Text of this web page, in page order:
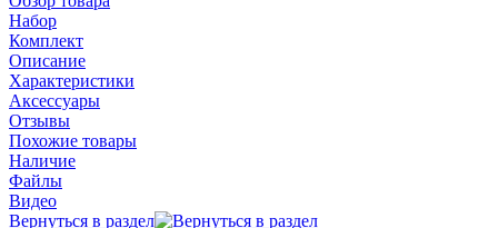
Набор
Комплект
Описание
Характеристики
Аксессуары
Отзывы
Похожие товары
Наличие
Файлы
Видео
Вернуться в раздел